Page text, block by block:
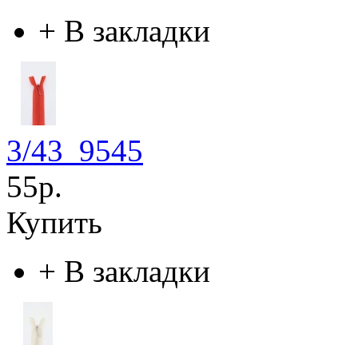
+ В закладки
3/43_9545
55р.
Купить
+ В закладки